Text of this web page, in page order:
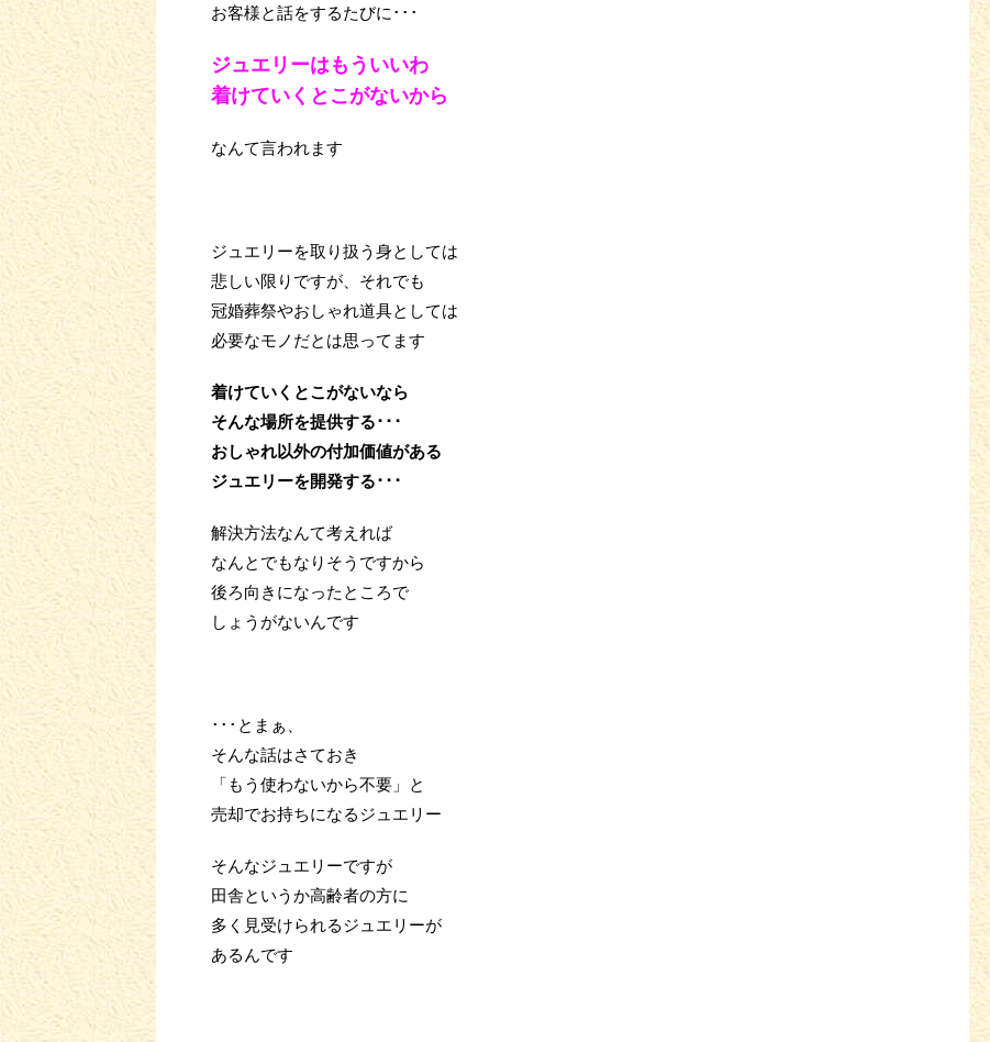
お客様と話をするたびに･･･
ジュエリーはもういいわ
着けていくとこがないから
なんて言われます
ジュエリーを取り扱う身としては
悲しい限りですが、それでも
冠婚葬祭やおしゃれ道具としては
必要なモノだとは思ってます
着けていくとこがないなら
そんな場所を提供する･･･
おしゃれ以外の付加価値がある
ジュエリーを開発する･･･
解決方法なんて考えれば
なんとでもなりそうですから
後ろ向きになったところで
しょうがないんです
･･･とまぁ、
そんな話はさておき
「もう使わないから不要」と
売却でお持ちになるジュエリー
そんなジュエリーですが
田舎というか高齢者の方に
多く見受けられるジュエリーが
あるんです